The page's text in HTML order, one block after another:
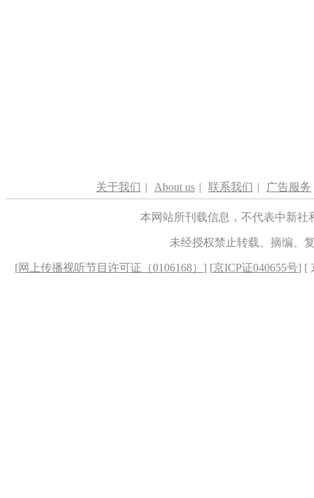
关于我们 | About us | 联系我们 | 广告服务
本网站所刊载信息，不代表中新
未经授权禁止转载、摘编、
[网上传播视听节目许可证（0106168） ] [京ICP证040655号] [